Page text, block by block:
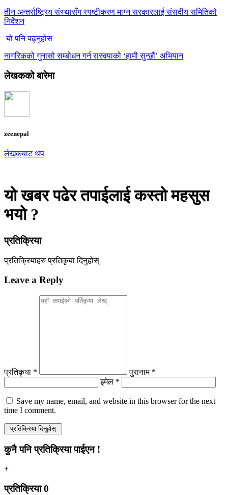
तीन अन्तर्राष्ट्रिय संस्थासँग स्पष्टीकरण माग्न सरकारलाई संसदीय समितिको
निर्देशन
यो पनि पढ्नुहोस
नागरिकको गुनासो सम्बोधन गर्न रास्वपाको ‘हामी सुन्छौं’ अभियान
लेखकको बारेमा
zeenepal
लेखकबाट थप
यो खबर पढेर तपाईलाई कस्तो महसुस
भयो ?
प्रतिक्रिया
प्रतिक्रियाहरुप्रतिकृया दिनुहोस्
Leave a Reply
प्रतिकृया *
पुरानाम *
इमेल *
Save my name, email, and website in this browser for the next
time I comment.
कुनै पनि प्रतिक्रिया पाईएन !
+
प्रतिक्रिया0